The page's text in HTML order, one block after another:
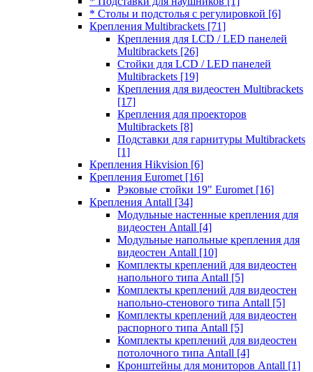
* Столы и подстолья с регулировкой [6]
Крепления Multibrackets [71]
Крепления для LCD / LED панелей
Multibrackets [26]
Стойки для LCD / LED панелей
Multibrackets [19]
Крепления для видеостен Multibrackets
[17]
Крепления для проекторов
Multibrackets [8]
Подставки для гарнитуры Multibrackets
[1]
Крепления Hikvision [6]
Крепления Euromet [16]
Рэковые стойки 19" Euromet [16]
Крепления Antall [34]
Модульные настенные крепления для
видеостен Antall [4]
Модульные напольные крепления для
видеостен Antall [10]
Комплекты креплений для видеостен
напольного типа Antall [5]
Комплекты креплений для видеостен
напольно-стенового типа Antall [5]
Комплекты креплений для видеостен
распорного типа Antall [5]
Комплекты креплений для видеостен
потолочного типа Antall [4]
Кронштейны для мониторов Antall [1]